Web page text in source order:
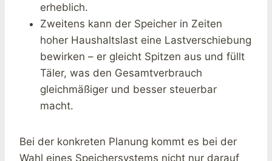
erheblich.
Zweitens kann der Speicher in Zeiten
hoher Haushaltslast eine Lastverschiebung
bewirken – er gleicht Spitzen aus und füllt
Täler, was den Gesamtverbrauch
gleichmäßiger und besser steuerbar
macht.
Bei der konkreten Planung kommt es bei der
Wahl eines Speichersystems nicht nur darauf